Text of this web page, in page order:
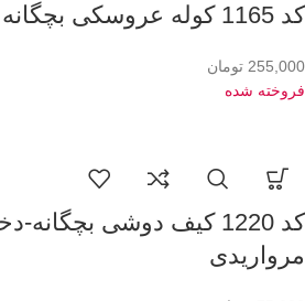
کد 1165 کوله عروسکی بچگانه
255,000 تومان
فروخته شده
کد 1220 کیف دوشی
مرواریدی